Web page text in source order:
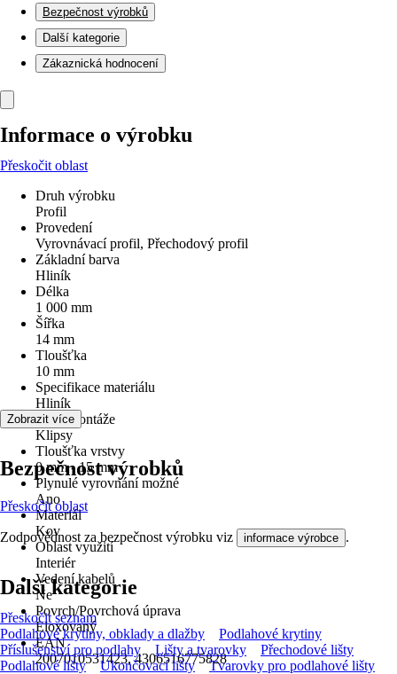
Bezpečnost výrobků
Další kategorie
Zákaznická hodnocení
Informace o výrobku
Přeskočit oblast
Druh výrobku
Profil
Provedení
Vyrovnávací profil, Přechodový profil
Základní barva
Hliník
Délka
1 000 mm
Šířka
14 mm
Tloušťka
10 mm
Specifikace materiálu
Hliník
Druh montáže
Klipsy
Tloušťka vrstvy
0 mm - 15 mm
Plynulé vyrovnání možné
Ano
Materiál
Kov
Oblast využití
Interiér
Vedení kabelů
Ne
Povrch/Povrchová úprava
Eloxovaný
EAN
2007010531423, 4306516775828
Zobrazit více
Bezpečnost výrobků
Přeskočit oblast
Zodpovědnost za bezpečnost výrobku viz informace výrobce .
Další kategorie
Přeskočit seznam
Podlahové krytiny, obklady a dlažby
Podlahové krytiny
Příslušenství pro podlahy
Lišty a tvarovky
Přechodové lišty
Podlahové lišty
Ukončovací lišty Tvarovky pro podlahové lišty